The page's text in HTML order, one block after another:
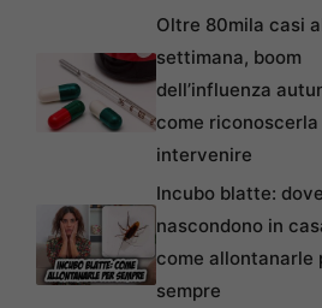
Oltre 80mila casi
settimana, boom
dell’influenza
come riconoscerla
intervenire
Incubo blatte:
nascondono in
come allontanarle
sempre